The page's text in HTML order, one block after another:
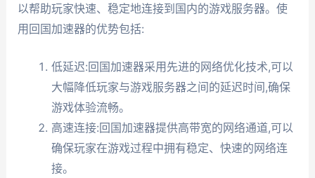
以帮助玩家快速、稳定地连接到国内的游戏服务器。使
用回国加速器的优势包括:
低延迟:回国加速器采用先进的网络优化技术,可以
大幅降低玩家与游戏服务器之间的延迟时间,确保
游戏体验流畅。
高速连接:回国加速器提供高带宽的网络通道,可以
确保玩家在游戏过程中拥有稳定、快速的网络连
接。